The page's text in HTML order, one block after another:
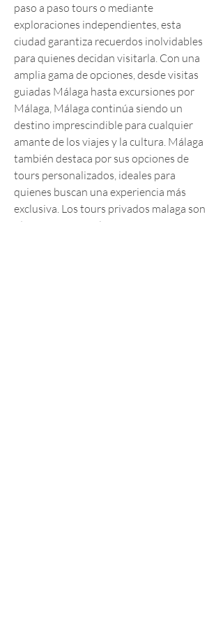
paso a paso tours o mediante
exploraciones independientes, esta
ciudad garantiza recuerdos inolvidables
para quienes decidan visitarla. Con una
amplia gama de opciones, desde visitas
guiadas Málaga hasta excursiones por
Málaga, Málaga continúa siendo un
destino imprescindible para cualquier
amante de los viajes y la cultura. Málaga
también destaca por sus opciones de
tours personalizados, ideales para
quienes buscan una experiencia más
exclusiva. Los tours privados malaga son
idóneos para familias o grupos que